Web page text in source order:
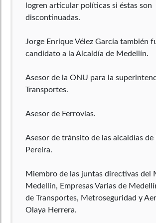
logren articular políticas si éstas son
discontinuadas.
Jorge Enrique Vélez García también
candidato a la Alcaldía de Medellín.
Asesor de la ONU para la
Transportes.
Asesor de Ferrovías.
Asesor de tránsito de las alcaldías de
Pereira.
Miembro de las juntas directivas del
Medellín, Empresas Varias de
de Transportes, Metroseguridad y
Olaya Herrera.